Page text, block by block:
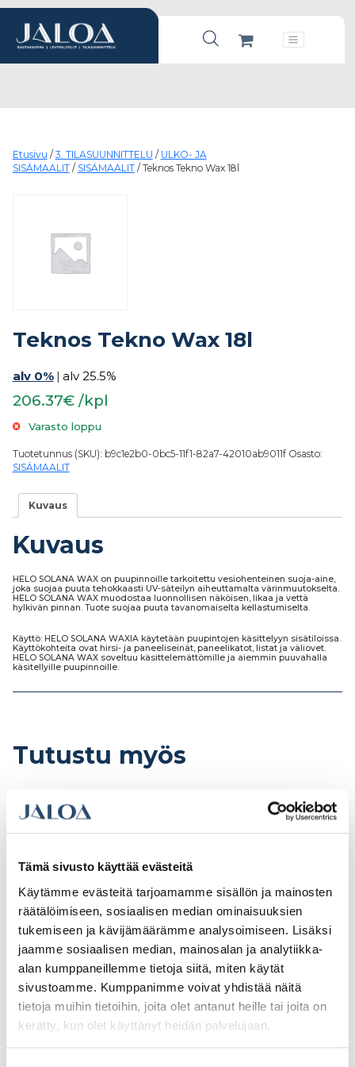
Tämä sivusto käyttää evästeitä
Käytämme evästeitä tarjoamamme sisällön ja mainosten
räätälöimiseen, sosiaalisen median ominaisuuksien
tukemiseen ja kävijämäärämme analysoimiseen. Lisäksi
jaamme sosiaalisen median, mainosalan ja analytiikka-
alan kumppaneillemme tietoja siitä, miten käytät
sivustoamme. Kumppanimme voivat yhdistää näitä
tietoja muihin tietoihin, joita olet antanut heille tai joita on
kerätty, kun olet käyttänyt heidän palvelujaan.
Products search
Päävalikko
Etusivu / 3. TILASUUNNITTELU / ULKO- JA
SISÄMAALIT/ SISÄMAALIT/ Teknos Tekno Wax 18l
Teknos Tekno Wax 18l
alv 0% | alv 25.5%
206.37€ /kpl
Varasto loppu
Tuotetunnus (SKU): b9c1e2b0-0bc5-11f1-82a7-42010ab9011f Osasto:
SISÄMAALIT
Kuvaus
Kuvaus
HELO SOLANA WAX on puupinnoille tarkoitettu vesiohenteinen suoja-aine,
joka suojaa puuta tehokkaasti UV-säteilyn aiheuttamalta värinmuutokselta.
HELO SOLANA WAX muodostaa luonnollisen näköisen, likaa ja vettä
hylkivän pinnan. Tuote suojaa puuta tavanomaiselta kellastumiselta.
Käyttö: HELO SOLANA WAXIA käytetään puupintojen käsittelyyn sisätiloissa.
Käyttökohteita ovat hirsi- ja paneeliseinät, paneelikatot, listat ja väliovet.
HELO SOLANA WAX soveltuu käsittelemättömille ja aiemmin puuvahalla
käsitellyille puupinnoille.
Tutustu myös
Teknos Ekora 7, 18l
sisämaali PM1
(poistuva)
Teknos Ferrex Combi
0,9l ruosteenestomaali
PM3